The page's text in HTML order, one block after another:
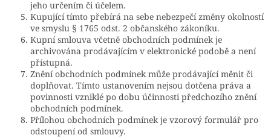
jeho určením či účelem.
Kupující tímto přebírá na sebe nebezpečí změny okolností
ve smyslu § 1765 odst. 2 občanského zákoníku.
Kupní smlouva včetně obchodních podmínek je
archivována prodávajícím v elektronické podobě a není
přístupná.
Znění obchodních podmínek může prodávající měnit či
doplňovat. Tímto ustanovením nejsou dotčena práva a
povinnosti vzniklé po dobu účinnosti předchozího znění
obchodních podmínek.
Přílohou obchodních podmínek je vzorový formulář pro
odstoupení od smlouvy.